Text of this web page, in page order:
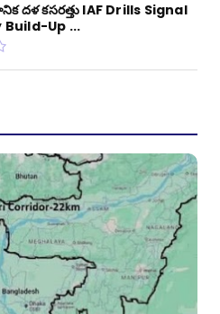
దళ కసరత్తు IAF Drills Signal
Up ...